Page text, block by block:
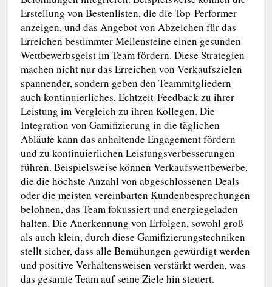
Erstellung von Bestenlisten, die die Top-Performer
anzeigen, und das Angebot von Abzeichen für das
Erreichen bestimmter Meilensteine einen gesunden
Wettbewerbsgeist im Team fördern. Diese Strategien
machen nicht nur das Erreichen von Verkaufszielen
spannender, sondern geben den Teammitgliedern
auch kontinuierliches, Echtzeit-Feedback zu ihrer
Leistung im Vergleich zu ihren Kollegen. Die
Integration von Gamifizierung in die täglichen
Abläufe kann das anhaltende Engagement fördern
und zu kontinuierlichen Leistungsverbesserungen
führen. Beispielsweise können Verkaufswettbewerbe,
die die höchste Anzahl von abgeschlossenen Deals
oder die meisten vereinbarten Kundenbesprechungen
belohnen, das Team fokussiert und energiegeladen
halten. Die Anerkennung von Erfolgen, sowohl groß
als auch klein, durch diese Gamifizierungstechniken
stellt sicher, dass alle Bemühungen gewürdigt werden
und positive Verhaltensweisen verstärkt werden, was
das gesamte Team auf seine Ziele hin steuert.